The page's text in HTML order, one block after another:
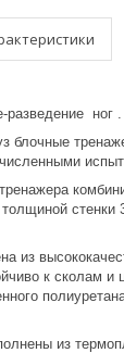
разведение
блочные
стенки
из
к сколам
из